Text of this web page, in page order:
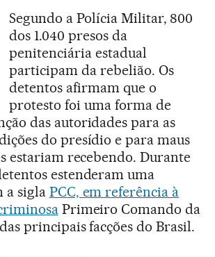
Segundo a Polícia Militar, 800
dos 1.040 presos da
penitenciária estadual
participam da rebelião. Os
detentos afirmam que o
protesto foi uma forma de
das autoridades para as
do presídio e para maus
estariam recebendo. Durante
estenderam uma
a sigla PCC, em referência à
Primeiro Comando da
principais facções do Brasil.